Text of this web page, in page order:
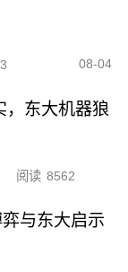
08-04
，东大机器狼
阅读 8562
与东大启示